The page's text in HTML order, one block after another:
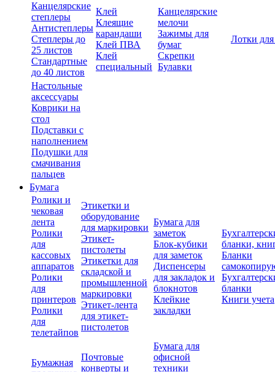
Канцелярские
степлеры
Антистеплеры
Степлеры до
25 листов
Стандартные
до 40 листов
Клей
Клеящие
карандаши
Клей ПВА
Клей
специальный
Канцелярские
мелочи
Зажимы для
бумаг
Скрепки
Булавки
Лотки
Настольные
аксессуары
Коврики на
стол
Подставки с
наполнением
Подушки для
смачивания
пальцев
Бумага
Ролики и
чековая
лента
Ролики
для
кассовых
аппаратов
Ролики
для
принтеров
Ролики
для
телетайпов
Этикетки и
оборудование
для маркировки
Этикет-
пистолеты
Этикетки для
складской и
промышленной
маркировки
Этикет-лента
для этикет-
пистолетов
Бумага для
заметок
Блок-кубики
для заметок
Диспенсеры
для закладок и
блокнотов
Клейкие
закладки
бланки,
Бланки
бланки
Книги учета
Бумажная
Почтовые
конверты и
Бумага для
офисной
техники